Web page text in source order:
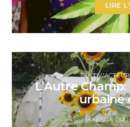
LIRE
L’Autre
urbaine
MABANA